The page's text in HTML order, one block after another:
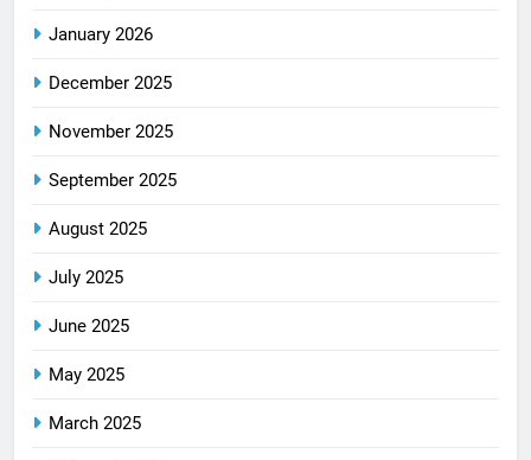
January 2026
December 2025
November 2025
September 2025
August 2025
July 2025
June 2025
May 2025
March 2025